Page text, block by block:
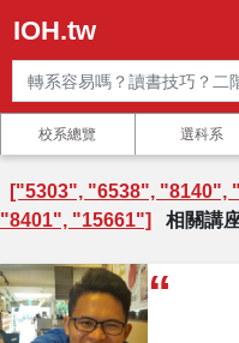
IOH.tw
校系總覽 選科系
["5303", "6538", "8140",
"8401", "15661"]
相關講